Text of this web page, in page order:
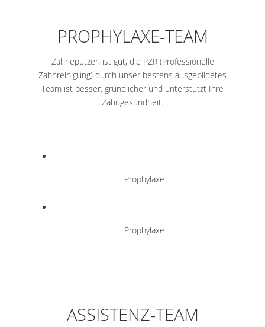
PROPHYLAXE-TEAM
Zähneputzen ist gut, die PZR (Professionelle
Zahnreinigung) durch unser bestens ausgebildetes
Team ist besser, gründlicher und unterstützt Ihre
Zahngesundheit.
Prophylaxe
Prophylaxe
ASSISTENZ-TEAM